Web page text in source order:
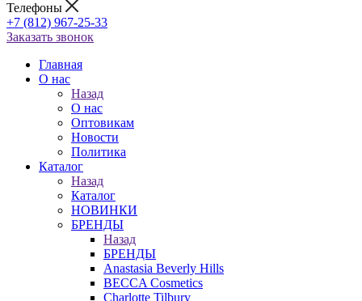
Телефоны
+7 (812) 967-25-33
Заказать звонок
Главная
О нас
Назад
О нас
Оптовикам
Новости
Политика
Каталог
Назад
Каталог
НОВИНКИ
БРЕНДЫ
Назад
БРЕНДЫ
Anastasia Beverly Hills
BECCA Cosmetics
Charlotte Tilbury